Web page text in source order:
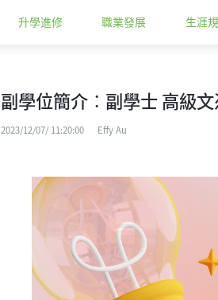
升學進修 職業發展 生涯
副學位簡介︰副學士 高級
2023/12/07/ 11:20:00 Effy Au